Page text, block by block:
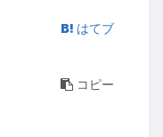
はてブ
コピー